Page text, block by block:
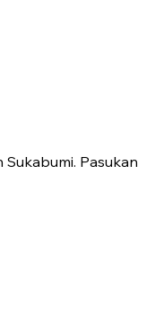
Pasukan